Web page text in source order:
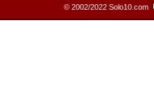
© 2002/2022 Solo10.com